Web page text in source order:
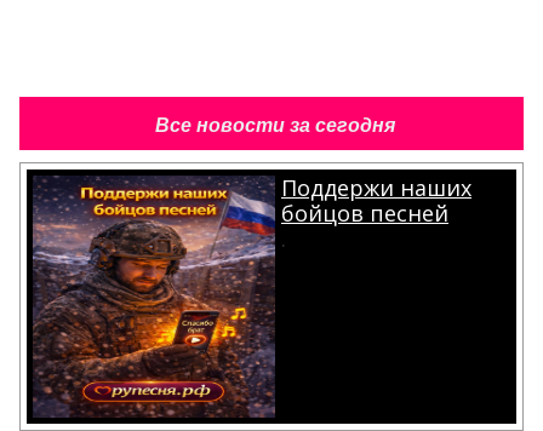
Все новости за сегодня
Поддержи наших
бойцов песней
.